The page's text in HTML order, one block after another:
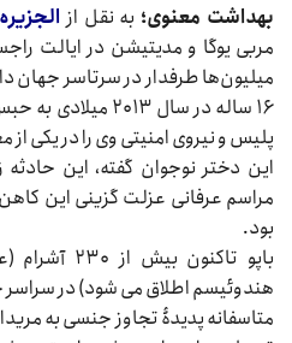
بهداشت معنوی؛ به نقل از الجزیره
مربی یوگا و مدیتیشن در ایالت
میلیون‌ها طرفدار در سرتاسر جهان
۱۶ ساله در سال
پلیس و نیروی امنیتی وی را در یکی
این دختر نوجوان گفته، این
مراسم عرفانی عزلت گزینی این
بود.
باپو
هندوئیسم اطلاق می شود) در سراسر
متاسفانه پدیدۀ تجاوز جنسی به